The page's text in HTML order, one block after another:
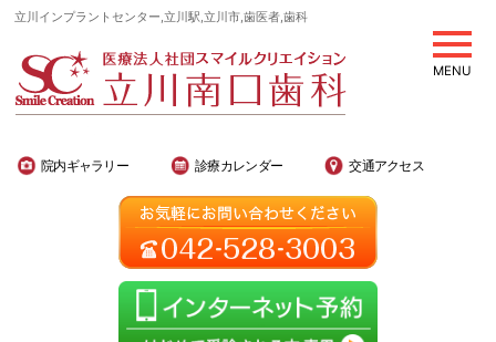
MENU
立川インプラントセンター,立川駅,立川市,歯医者,歯科
院内ギャラリー 診療カレンダー 交通アクセス